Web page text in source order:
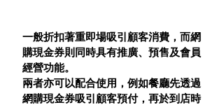
一般折扣著重即場吸引顧客消費，而網
購現金券則同時具有推廣、預售及會員
經營功能。
兩者亦可以配合使用，例如餐廳先透過
網購現金券吸引顧客預付，再於到店時